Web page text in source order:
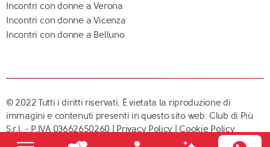
Incontri con donne a Verona
Incontri con donne a Vicenza
Incontri con donne a Belluno
© 2022 Tutti i diritti riservati. È vietata la riproduzione di
immagini e contenuti presenti in questo sito web. Club di Più
S.r.l. - P.IVA 03662650260 | Privacy Policy |Cookie Policy